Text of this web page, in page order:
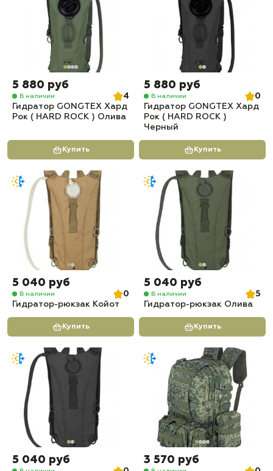
5 880 руб
В наличии
4
Гидратор GONGTEX Хард
Рок ( HARD ROCK ) Олива
Купить
5 880 руб
В наличии
0
Гидратор GONGTEX Хард
Рок ( HARD ROCK )
Черный
Купить
5 040 руб
В наличии
0
Гидратор-рюкзак Койот
Купить
5 040 руб
В наличии
5
Гидратор-рюкзак Олива
Купить
5 040 руб 3 570 руб